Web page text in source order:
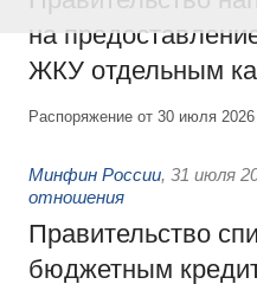
на
ЖКУ отдельным
Распоряжение от 30 июля
Минфин России, 31 июля
отношения
Правительство
бюджетным